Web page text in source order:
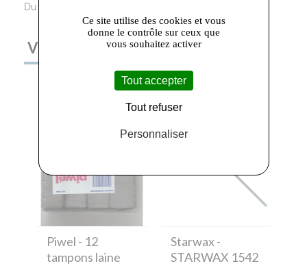
Du Mardi au Samedi : 9:30 - 12:00 / 14:00 - 19:00
VOUS AIMEREZ AUSSI
Piwel - 12
tampons laine
Starwax-
STARWAX 1542
Ce site utilise des cookies et vous
donne le contrôle sur ceux que
vous souhaitez activer
Tout accepter
Tout refuser
Personnaliser